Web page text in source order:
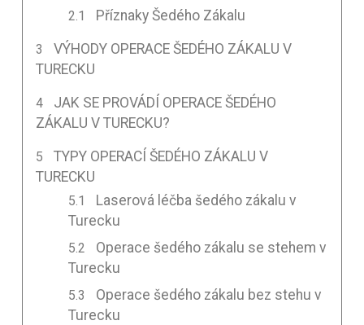
Příznaky Šedého Zákalu
VÝHODY OPERACE ŠEDÉHO ZÁKALU V
TURECKU
JAK SE PROVÁDÍ OPERACE ŠEDÉHO
ZÁKALU V TURECKU?
TYPY OPERACÍ ŠEDÉHO ZÁKALU V
TURECKU
Laserová léčba šedého zákalu v
Turecku
Operace šedého zákalu se stehem v
Turecku
Operace šedého zákalu bez stehu v
Turecku